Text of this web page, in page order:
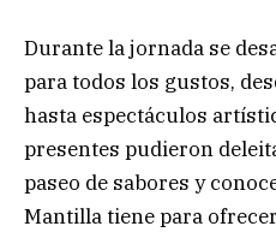
Durante la jornada se
para todos los gustos,
hasta espectáculos
presentes pudieron
paseo de sabores y
Mantilla tiene para